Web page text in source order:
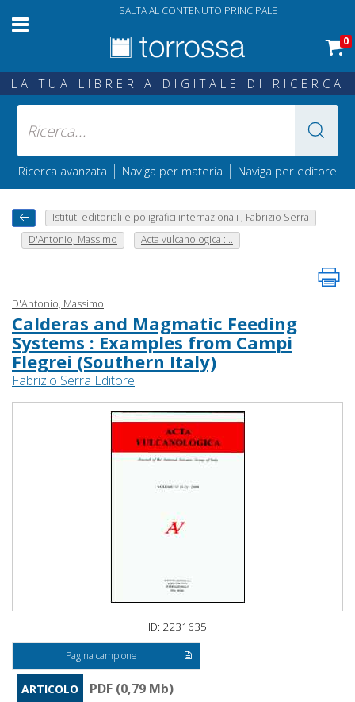
SALTA AL CONTENUTO PRINCIPALE
0
LA TUA LIBRERIA DIGITALE DI RICERCA
Ricerca avanzata | Naviga per materia | Naviga per editore
Istituti editoriali e poligrafici internazionali ; Fabrizio Serra
D'Antonio, Massimo
Acta vulcanologica :...
D'Antonio, Massimo
Calderas and Magmatic Feeding
Systems : Examples from Campi
Flegrei (Southern Italy)
Fabrizio Serra Editore
ID: 2231635
Pagina campione
ARTICOLO
PDF (0,79 Mb)